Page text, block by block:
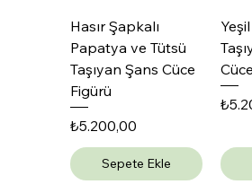
Hasır Şapkalı
Papatya ve Tütsü
Taşıyan Şans Cüce
Figürü
Fiyat
₺5.200,00
Sepete Ekle
Fiyat